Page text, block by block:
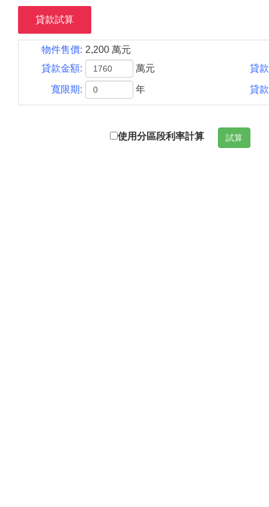
貸款試算
物件售價: 2,200 萬元
貸款金額:
萬元 貸
寬限期: 年 貸
使用分區段利率計算 試算